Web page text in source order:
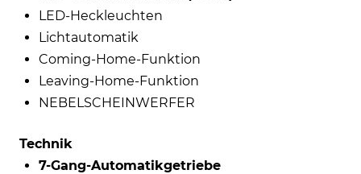
LED-Heckleuchten
Lichtautomatik
Coming-Home-Funktion
Leaving-Home-Funktion
NEBELSCHEINWERFER
Technik
7-Gang-Automatikgetriebe